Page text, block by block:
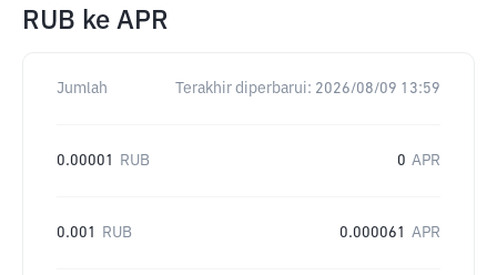
RUB ke APR
Jumlah Terakhir diperbarui: 2026/08/09 13:59
0.00001 RUB 0 APR
0.001 RUB 0.000061 APR